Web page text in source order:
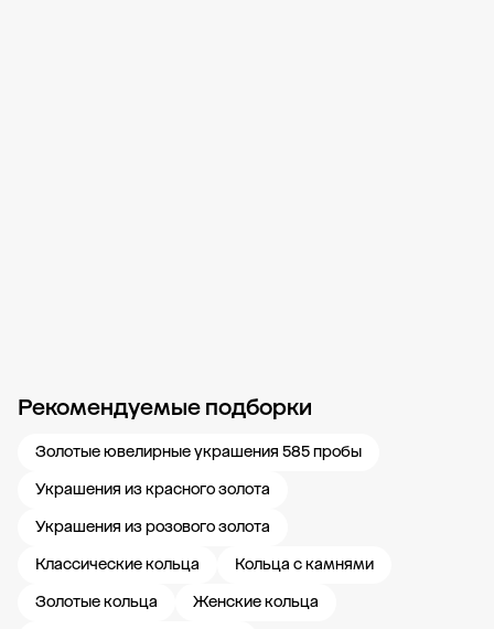
Рекомендуемые подборки
Золотые ювелирные украшения 585 пробы
Украшения из красного золота
Украшения из розового золота
Классические кольца
Кольца с камнями
Золотые кольца
Женские кольца
Новости компании Журнал ЗОЛОТОЙ Блог